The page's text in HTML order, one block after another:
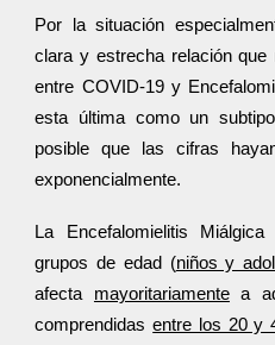
Por la situación
clara y estrecha relación que
entre COVID-19 y
esta última como un
posible que las cifras
exponencialmente.
La Encefalomielitis
grupos de edad (niños y
afecta mayoritariamentea
comprendidasentre los 20 y